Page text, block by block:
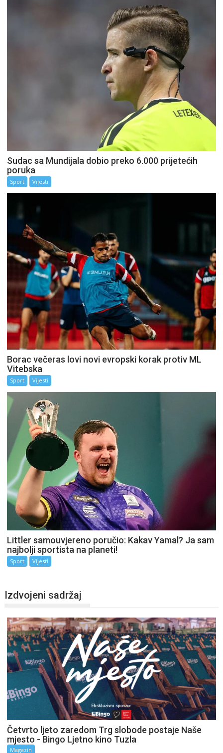
Sudac sa Mundijala dobio preko 6.000 prijetećih
poruka
Sport Vijesti
Borac večeras lovi novi evropski korak protiv ML
Vitebska
Sport Vijesti
Littler samouvjereno poručio: Kakav Yamal? Ja sam
najbolji sportista na planeti!
Sport Vijesti
Izdvojeni sadržaj
Četvrto ljeto zaredom Trg slobode postaje Naše
mjesto - Bingo Ljetno kino Tuzla
Magazin